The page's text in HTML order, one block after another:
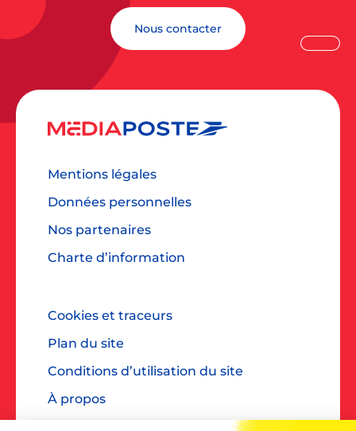
Nous contacter
Mentions légales
Données personnelles
Nos partenaires
Charte d’information
Cookies et traceurs
Plan du site
Conditions d’utilisation du site
À propos